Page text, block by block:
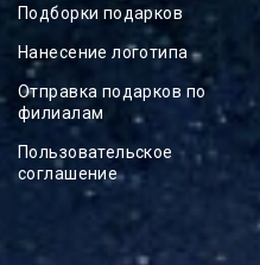
Подборки подарков
Нанесение логотипа
Отправка подарков по
филиалам
Пользовательское
соглашение